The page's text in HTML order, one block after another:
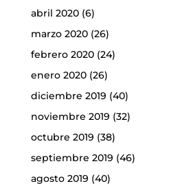
abril 2020(6)
marzo 2020(26)
febrero 2020(24)
enero 2020(26)
diciembre 2019 (40)
noviembre 2019 (32)
octubre 2019 (38)
septiembre 2019 (46)
agosto 2019 (40)